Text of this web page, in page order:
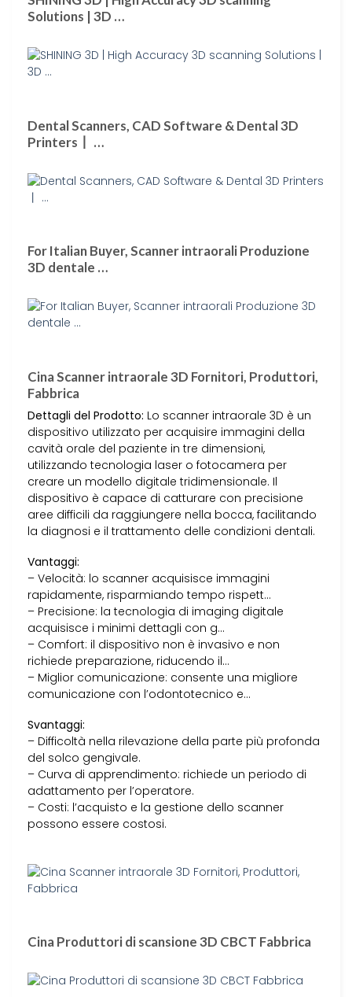
Solutions | 3D …
Dental Scanners, CAD Software & Dental 3D
Printers丨 …
For Italian Buyer, Scanner intraorali Produzione
3D dentale …
Cina Scanner intraorale 3D Fornitori, Produttori,
Fabbrica
Dettagli del Prodotto: Lo scanner intraorale 3D è un
dispositivo utilizzato per acquisire immagini della
cavità orale del paziente in tre dimensioni,
utilizzando tecnologia laser o fotocamera per
creare un modello digitale tridimensionale. Il
dispositivo è capace di catturare con precisione
aree difficili da raggiungere nella bocca, facilitando
la diagnosi e il trattamento delle condizioni dentali.
Vantaggi:
– Velocità: lo scanner acquisisce immagini
rapidamente, risparmiando tempo rispett…
– Precisione: la tecnologia di imaging digitale
acquisisce i minimi dettagli con g…
– Comfort: il dispositivo non è invasivo e non
richiede preparazione, riducendo il…
– Miglior comunicazione: consente una migliore
comunicazione con l’odontotecnico e…
Svantaggi:
– Difficoltà nella rilevazione della parte più profonda
del solco gengivale.
– Curva di apprendimento: richiede un periodo di
adattamento per l’operatore.
– Costi: l’acquisto e la gestione dello scanner
possono essere costosi.
Cina Produttori di scansione 3D CBCT Fabbrica